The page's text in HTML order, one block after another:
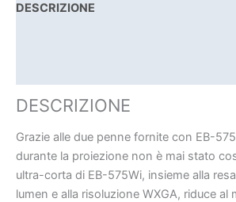
DESCRIZIONE
DESCRIZIONE
Grazie alle due penne fornite con EB-
durante la proiezione non è mai stato
ultra-corta di EB-575Wi, insieme alla
lumen e alla risoluzione WXGA, riduce al